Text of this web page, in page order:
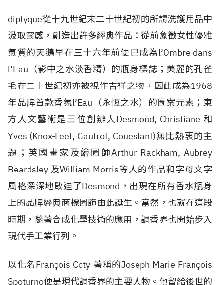
diptyque從十九世紀末二十世紀初的所謂洗護用品中
汲取靈感，創造出許多經典作品：從前象徵女性優雅
氣質的天鵝早在三十六年前便已成為l’Ombre dans
l’Eau（影中之水淡香精）的瓶身標誌；美麗的孔雀
毛在二十世紀初亦被視作吉祥之物，因此成為1968
年品牌首款香氛l’Eau（永恆之水）的圖案元素；東
方人文藝術是三位創辦人Desmond, Christiane 和
Yves (Knox-Leet, Gautrot, Coueslant)無比熱衷的主
題；英國畫家及繪圖師Arthur Rackham, Aubrey
Beardsley 及William Morris等人的作品和字母文字
風格深深地啟迪了Desmond，出現在所有香水瓶身
上的品牌經典商標圖飾由此誕生。當然，也就在這段
時期，隨著合成化學技術的應用，調香界也開始步入
現代手工業行列。
以化名François Coty 著稱的Joseph Marie François
Spoturno便是現代調香界的主要人物。他留給後世的